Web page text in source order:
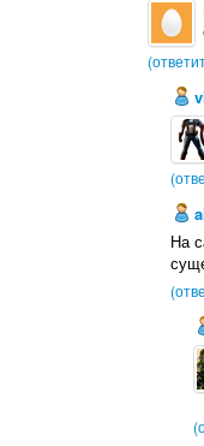
На